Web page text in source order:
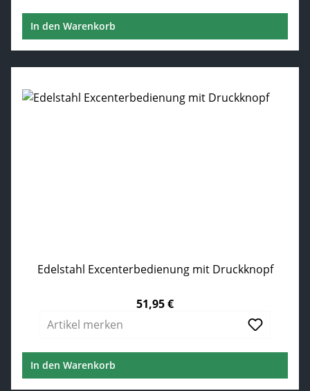
In den Warenkorb
Edelstahl Excenterbedienung mit Druckknopf
51,95 €
Artikel merken
In den Warenkorb